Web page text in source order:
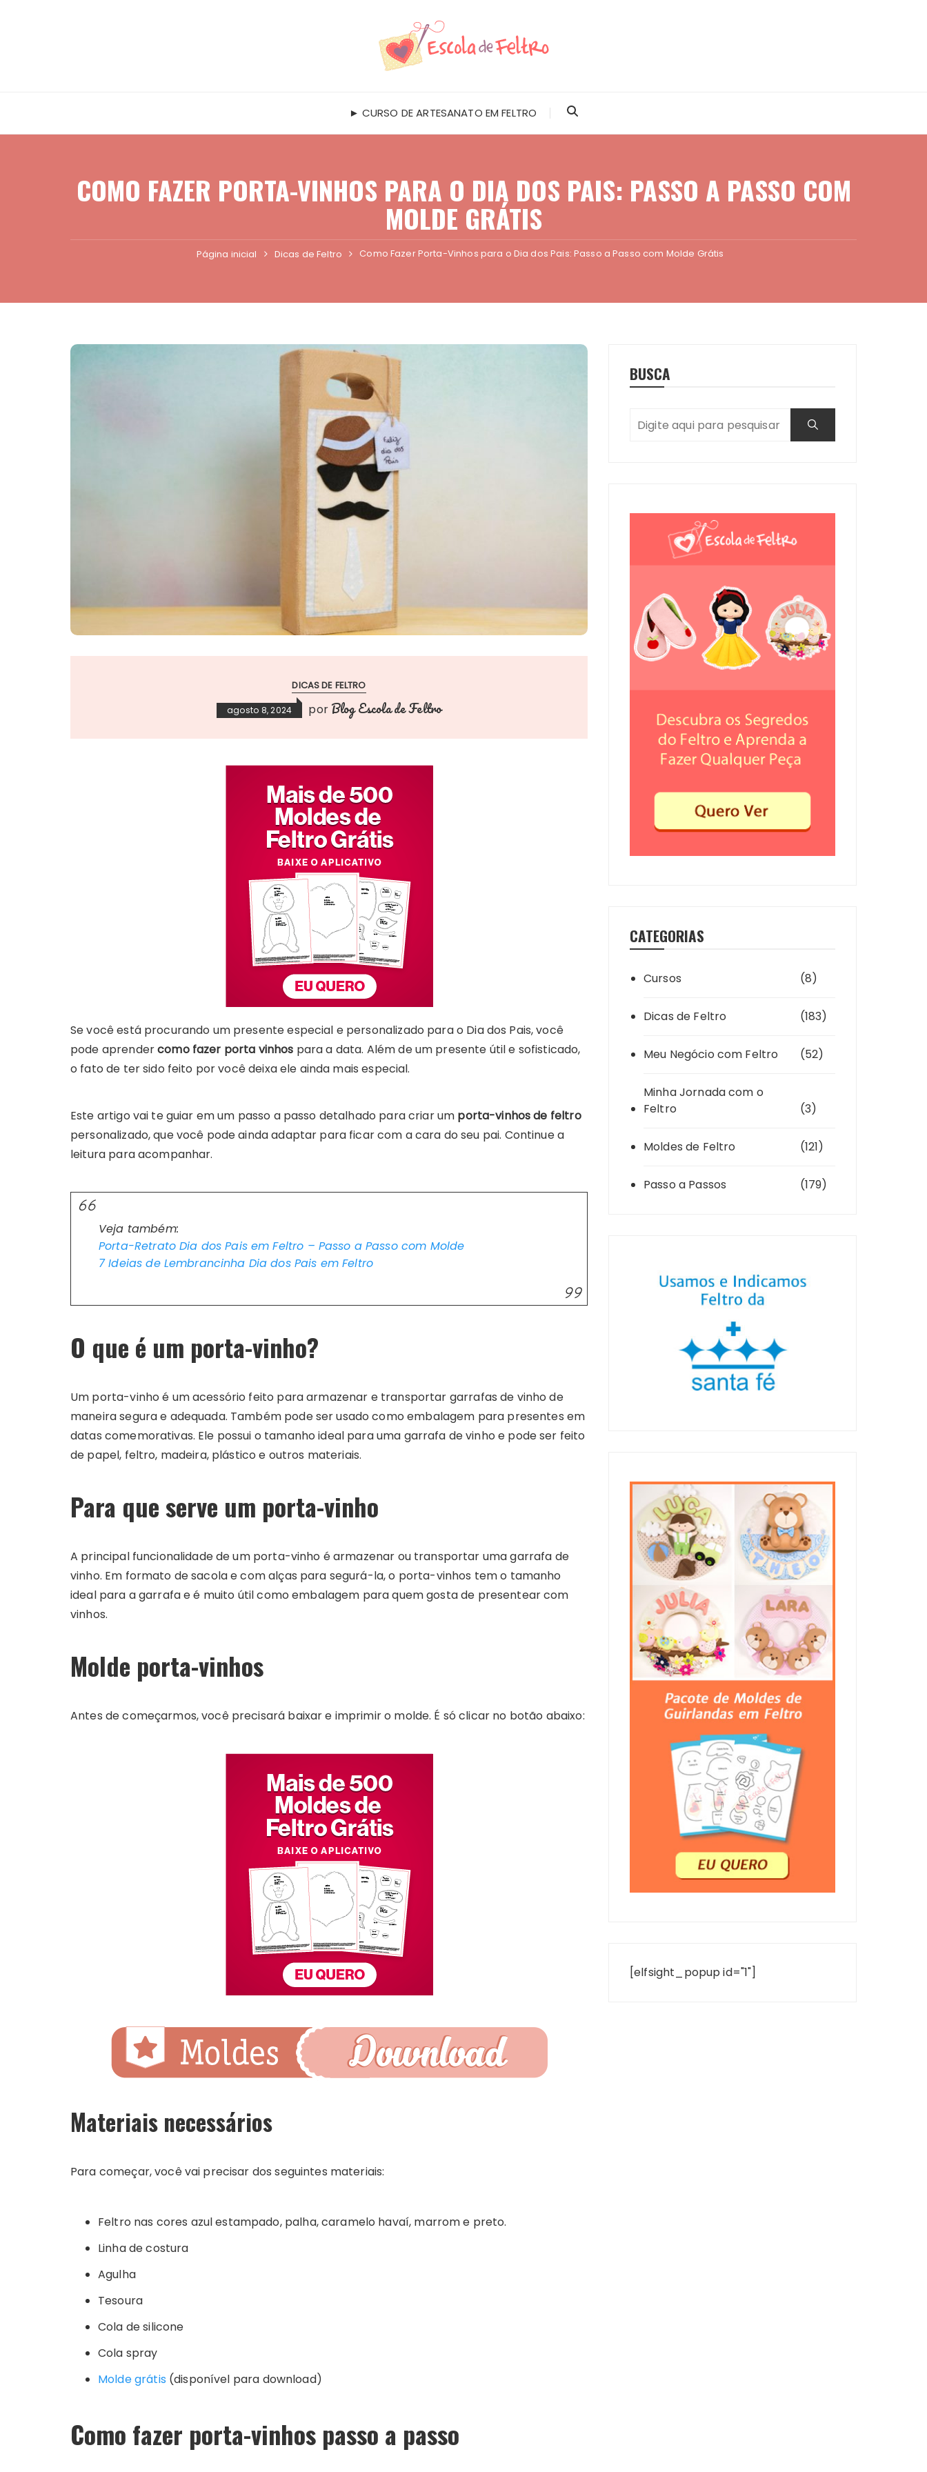
► CURSO DE ARTESANATO EM FELTRO
COMO FAZER PORTA-VINHOS PARA O DIA DOS PAIS: PASSO A PASSO COM
MOLDE GRÁTIS
Página inicial Dicas de Feltro Como Fazer Porta-Vinhos para o Dia dos Pais: Passo a Passo com Molde Grátis
DICAS DE FELTRO
agosto 8, 2024 por Blog Escola de Feltro
Se você está procurando um presente especial e personalizado para o Dia dos Pais, você
pode aprendercomo fazer porta vinhos para a data. Além de um presente útil e sofisticado,
o fato de ter sido feito por você deixa ele ainda mais especial.
Este artigo vai te guiar em um passo a passo detalhado para criar um porta-vinhos de feltro
personalizado, que você pode ainda adaptar para ficar com a cara do seu pai. Continue a
leitura para acompanhar.
Veja também:
Porta-Retrato Dia dos Pais em Feltro – Passo a Passo com Molde
7 Ideias de Lembrancinha Dia dos Pais em Feltro
O que é um porta-vinho?
Um porta-vinho é um acessório feito para armazenar e transportar garrafas de vinho de
maneira segura e adequada. Também pode ser usado como embalagem para presentes em
datas comemorativas. Ele possui o tamanho ideal para uma garrafa de vinho e pode ser feito
de papel, feltro, madeira, plástico e outros materiais.
Para que serve um porta-vinho
A principal funcionalidade de um porta-vinho é armazenar ou transportar uma garrafa de
vinho. Em formato de sacola e com alças para segurá-la, o porta-vinhos tem o tamanho
ideal para a garrafa e é muito útil como embalagem para quem gosta de presentear com
vinhos.
Molde porta-vinhos
Antes de começarmos, você precisará baixar e imprimir o molde. É só clicar no botão abaixo:
Materiais necessários
Para começar, você vai precisar dos seguintes materiais:
Feltro nas cores azul estampado, palha, caramelo havaí, marrom e preto.
Linha de costura
Agulha
Tesoura
Cola de silicone
Cola spray
Molde grátis (disponível para download)
Como fazer porta-vinhos passo a passo
BUSCA
CATEGORIAS
Cursos (8)
Dicas de Feltro (183)
Meu Negócio com Feltro (52)
Minha Jornada com o
Feltro
(3)
Moldes de Feltro (121)
Passo a Passos (179)
[elfsight_popup id="1"]